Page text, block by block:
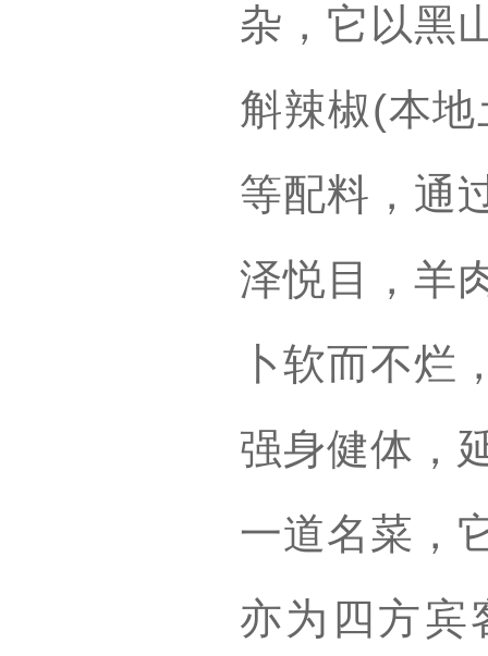
杂，它以黑
斛辣椒(本
等配料，通
泽悦目，羊
卜软而不烂
强身健体，
一道名菜，
亦为四方宾